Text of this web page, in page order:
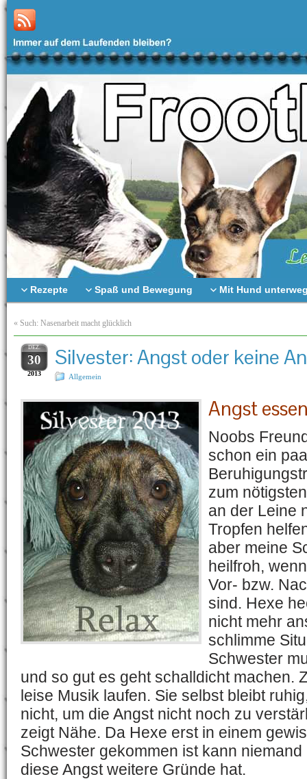
Rezepte Spaß und Bewegung Mit Hund
« Such: Nasenarbeit macht glücklich
DEZ.
30
2013
Silvester: Angst oder keine
Allgemein
Angst
Noobs
schon ein
zum
an der Leine
Tropfen
aber meine
heilfroh,
Vor- bzw.
sind. Hexe
nicht mehr
schlimme
Schwester
und so gut es geht schalldicht machen.
leise Musik laufen. Sie selbst bleibt
nicht, um die Angst nicht noch zu
zeigt Nähe. Da Hexe erst in einem
Schwester gekommen ist kann
diese Angst weitere Gründe hat.